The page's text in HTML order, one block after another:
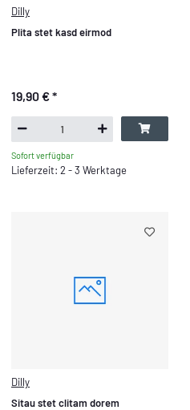
Dilly
Plita stet kasd eirmod
19,90 €*
Sofort verfügbar
Lieferzeit: 2 - 3 Werktage
Dilly
Sitau stet clitam dorem